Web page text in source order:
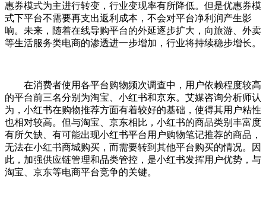
惠券模式为主进行转变，行业变现率有所降低。但是优惠券模
式下平台不需要再支出返利成本，不会对平台净利润产生影
响。未来，随着在线导购平台的外延逐步扩大，向旅游、外卖
等生活服务类电商的渗透进一步增加，行业将持续稳步增长。
在消费者使用各平台购物频次调查中，用户依赖程度较高
的平台前三名分别为淘宝、小红书和京东。艾媒咨询分析师认
为，小红书在购物推荐方面有着较好的基础，使得其用户粘性
也相对较高。但与淘宝、京东相比，小红书的商品类别丰富度
有所欠缺、有可能出现小红书平台用户购物笔记推荐的商品，
无法在小红书商城购买，而需要转到其他平台购买的情况。因
此，加强供应链管理和品类管控，是小红书发挥用户优势，与
淘宝、京东等电商平台竞争的关键。